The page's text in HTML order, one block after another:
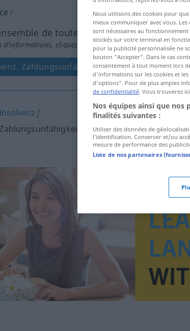
f
de toutes les traductions
d'informations, cliquez sur/touchez la traduction)
Zahlungsunfähigkeit
Insolvenz f
Zahlungsunfähigkeit
Nous utilisons des cookies pour
mieux communiquer avec vous.
sont nécessaires au
stockés sur votre terminal en
pour la publicité personnalisée ne
bouton "Accepter". Dans le cas
consentement à tout moment lors
d'informations sur les cookies et
d'options". Pour de plus amples
de confidentialité. Vous trouverez
Nos équipes ainsi que nos
finalités suivantes :
Utiliser des données de
l’identification. Conserver et/ou
mesure de performance des
Liste de nos partenaires